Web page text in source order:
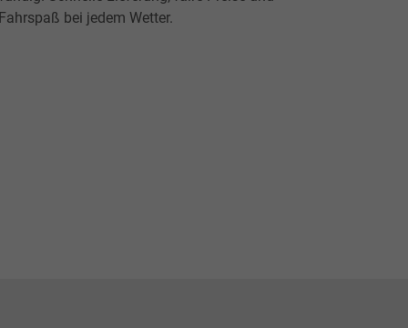
bei jedem Wetter.